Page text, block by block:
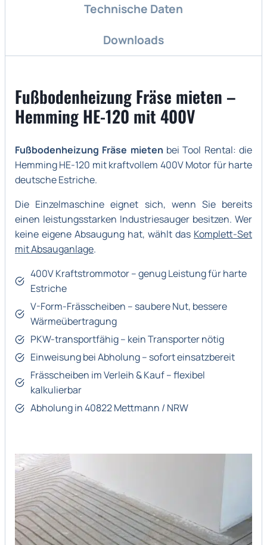
Technische Daten
Downloads
Fußbodenheizung Fräse mieten –
Hemming HE-120 mit 400V
Fußbodenheizung Fräse mieten bei Tool Rental: die
Hemming HE-120 mit kraftvollem 400V Motor für harte
deutsche Estriche.
Die Einzelmaschine eignet sich, wenn Sie bereits
einen leistungsstarken Industriesauger besitzen. Wer
keine eigene Absaugung hat, wählt das Komplett-Set
mit Absauganlage.
400V Kraftstrommotor – genug Leistung für harte
Estriche
V-Form-Frässcheiben – saubere Nut, bessere
Wärmeübertragung
PKW-transportfähig – kein Transporter nötig
Einweisung bei Abholung – sofort einsatzbereit
Frässcheiben im Verleih & Kauf – flexibel
kalkulierbar
Abholung in 40822 Mettmann / NRW